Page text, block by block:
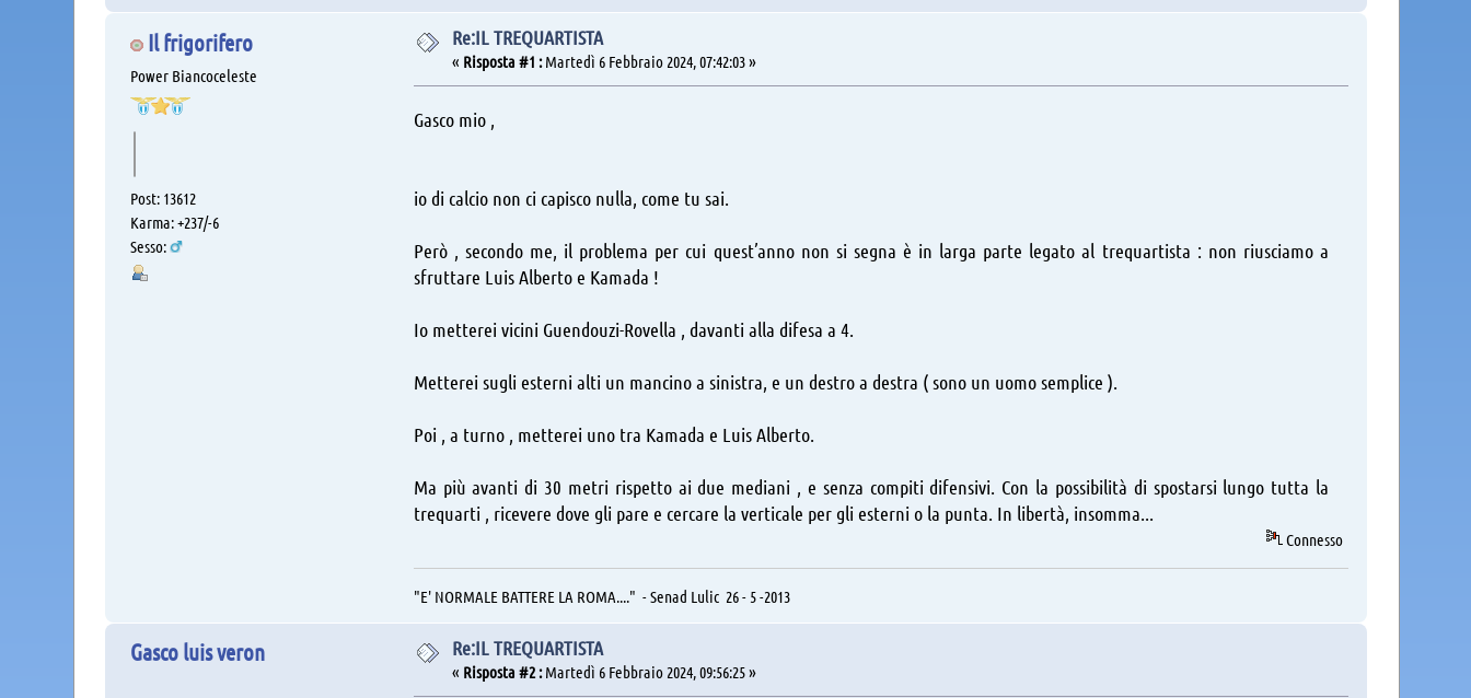
Il frigorifero
Power Biancoceleste
Post: 13612
Karma: +237/-6
Sesso:
Re:IL TREQUARTISTA
« Risposta #1 :Martedì 6 Febbraio 2024, 07:42:03 »
Gasco mio ,
io di calcio non ci capisco nulla, come tu sai.
Però , secondo me, il problema per cui quest’anno non si segna è in larga parte legato al trequartista : non riusciamo a
sfruttare Luis Alberto e Kamada !
Io metterei vicini Guendouzi-Rovella , davanti alla difesa a 4.
Metterei sugli esterni alti un mancino a sinistra, e un destro a destra ( sono un uomo semplice ).
Poi , a turno , metterei uno tra Kamada e Luis Alberto.
Ma più avanti di 30 metri rispetto ai due mediani , e senza compiti difensivi. Con la possibilità di spostarsi lungo tutta la
trequarti , ricevere dove gli pare e cercare la verticale per gli esterni o la punta. In libertà, insomma...
Connesso
"E' NORMALE BATTERE LA ROMA...." - Senad Lulic 26 - 5 -2013
Gasco luis veron Re:IL TREQUARTISTA
« Risposta #2 :Martedì 6 Febbraio 2024, 09:56:25 »